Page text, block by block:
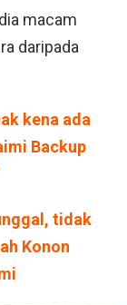
macam
daripada
kena ada
Backup
tidak
Konon